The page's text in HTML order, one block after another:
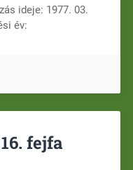
ideje: 1977. 03.
év:
fejfa